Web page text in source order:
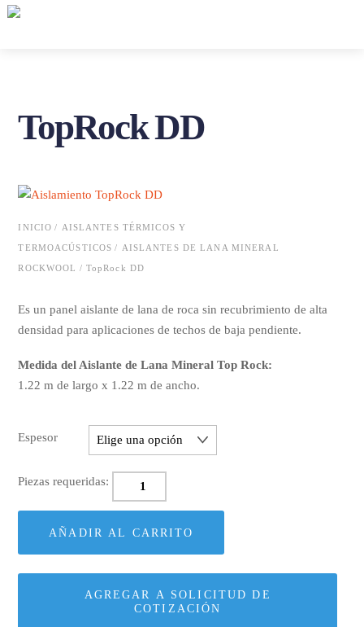
Skip
TopRock DD
INICIO / AISLANTES TÉRMICOS Y
TERMOACÚSTICOS / AISLANTES DE LANA MINERAL
ROCKWOOL / TopRock DD
Es un panel aislante de lana de roca sin recubrimiento de alta
densidad para aplicaciones de techos de baja pendiente.
Medida del Aislante de Lana Mineral Top Rock:
1.22 m de largo x 1.22 m de ancho.
Espesor
TopRock
DD
AÑADIR AL CARRITO
AGREGAR A SOLICITUD DE
COTIZACIÓN